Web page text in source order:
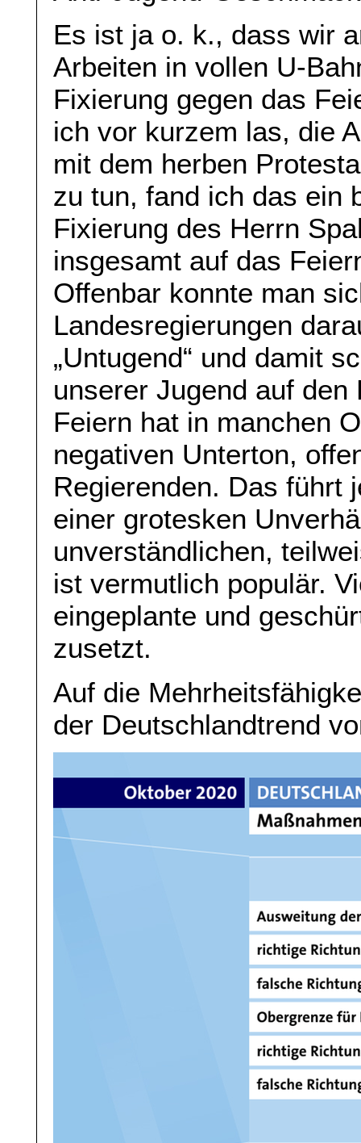
Es ist ja o. k., dass wir
Arbeiten in vollen U-
Fixierung gegen das
ich vor kurzem las, die
mit dem herben
zu tun, fand ich das ein
Fixierung des Herrn
insgesamt auf das
Offenbar konnte man
Landesregierungen
„Untugend“ und damit
unserer Jugend auf
Feiern hat in manchen
negativen Unterton,
Regierenden. Das führt
einer grotesken
unverständlichen,
ist vermutlich populär.
eingeplante und
zusetzt.
Auf die
der Deutschlandtrend